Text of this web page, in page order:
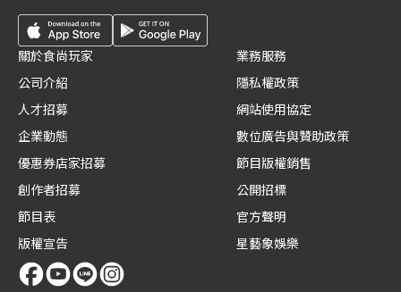
關於食尚玩家
公司介紹
人才招募
企業動態
優惠券店家招募
創作者招募
節目表
版權宣告
業務服務
隱私權政策
網站使用協定
數位廣告與贊助政策
節目版權銷售
公開招標
官方聲明
星藝象娛樂